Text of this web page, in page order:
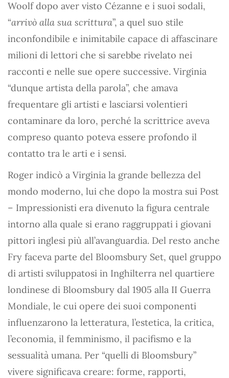
Woolf dopo aver visto Cézanne e i suoi sodali,
“arrivò alla sua scrittura”, a quel suo stile
inconfondibile e inimitabile capace di affascinare
milioni di lettori che si sarebbe rivelato nei
racconti e nelle sue opere successive. Virginia
“dunque artista della parola”, che amava
frequentare gli artisti e lasciarsi volentieri
contaminare da loro, perché la scrittrice aveva
compreso quanto poteva essere profondo il
contatto tra le arti e i sensi.
Roger indicò a Virginia la grande bellezza del
mondo moderno, lui che dopo la mostra sui Post
– Impressionisti era divenuto la figura centrale
intorno alla quale si erano raggruppati i giovani
pittori inglesi più all’avanguardia. Del resto anche
Fry faceva parte del Bloomsbury Set, quel gruppo
di artisti sviluppatosi in Inghilterra nel quartiere
londinese di Bloomsbury dal 1905 alla II Guerra
Mondiale, le cui opere dei suoi componenti
influenzarono la letteratura, l’estetica, la critica,
l’economia, il femminismo, il pacifismo e la
sessualità umana. Per “quelli di Bloomsbury”
vivere significava creare: forme, rapporti,